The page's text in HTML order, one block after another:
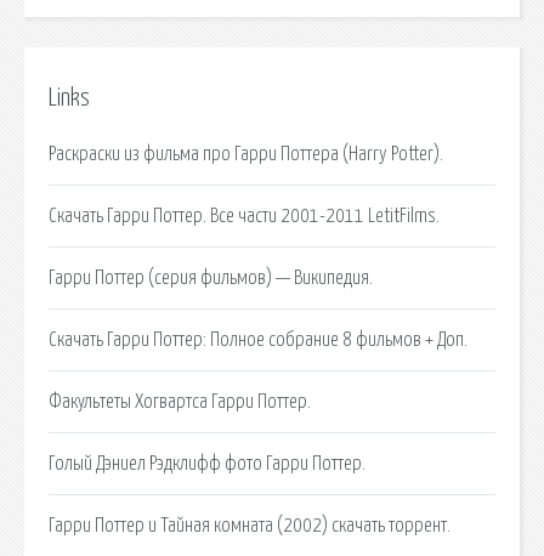
Links
Раскраски из фильма про Гарри Поттера (Harry Potter).
Скачать Гарри Поттер. Все части 2001-2011 LetitFilms.
Гарри Поттер (серия фильмов) — Википедия.
Скачать Гарри Поттер: Полное собрание 8 фильмов + Доп.
Факультеты Хогвартса Гарри Поттер.
Голый Дэниел Рэдклифф фото Гарри Поттер.
Гарри Поттер и Тайная комната (2002) скачать торрент.